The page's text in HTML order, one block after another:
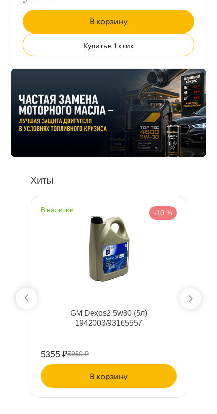
корзину
Купить в 1 клик
Хиты
наличии -10 %
GM Dexos2 5w30 (5л)
1942003/93165557
5355 ₽5950 ₽
корзину